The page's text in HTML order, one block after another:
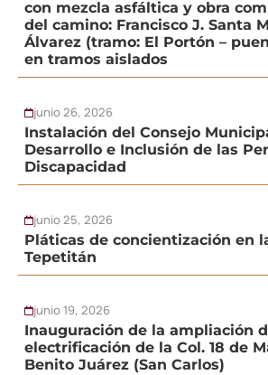
con mezcla asfáltica y obra
del camino: Francisco J. Santa
Álvarez (tramo: El Portón –
en tramos aislados
junio 26, 2026
Instalación del Consejo
Desarrollo e Inclusión de las
Discapacidad
junio 25, 2026
Pláticas de concientización en
Tepetitán
junio 19, 2026
Inauguración de la ampliación
electrificación de la Col. 18 de
Benito Juárez (San Carlos)